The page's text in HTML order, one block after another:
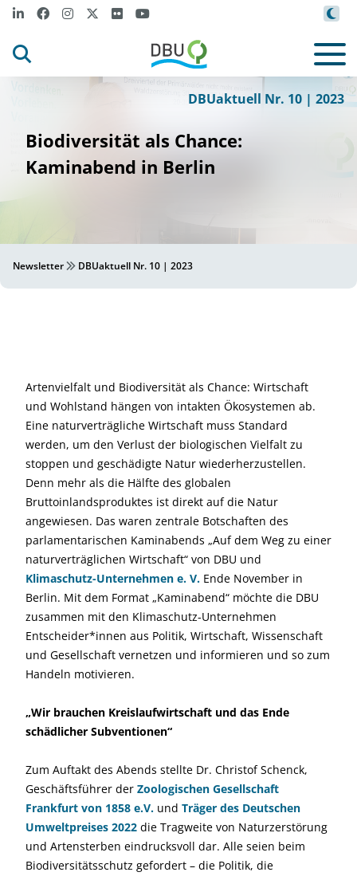
©
ens Sch
c
DBUaktuell Nr. 10 | 2023
Biodiversität als Chance:
Kaminabend in Berlin
Newsletter DBUaktuell Nr. 10 | 2023
Artenvielfalt und Biodiversität als Chance: Wirtschaft
und Wohlstand hängen von intakten Ökosystemen ab.
Eine naturverträgliche Wirtschaft muss Standard
werden, um den Verlust der biologischen Vielfalt zu
stoppen und geschädigte Natur wiederherzustellen.
Denn mehr als die Hälfte des globalen
Bruttoinlandsproduktes ist direkt auf die Natur
angewiesen. Das waren zentrale Botschaften des
parlamentarischen Kaminabends „Auf dem Weg zu einer
naturverträglichen Wirtschaft“ von DBU und
Klimaschutz-Unternehmen e. V. Ende November in
Berlin. Mit dem Format „Kaminabend“ möchte die DBU
zusammen mit den Klimaschutz-Unternehmen
Entscheider*innen aus Politik, Wirtschaft, Wissenschaft
und Gesellschaft vernetzen und informieren und so zum
Handeln motivieren.
„Wir brauchen Kreislaufwirtschaft und das Ende
schädlicher Subventionen“
Zum Auftakt des Abends stellte Dr. Christof Schenck,
Geschäftsführer der Zoologischen Gesellschaft
Frankfurt von 1858 e.V. und Träger des Deutschen
Umweltpreises 2022 die Tragweite von Naturzerstörung
und Artensterben eindrucksvoll dar. Alle seien beim
Biodiversitätsschutz gefordert – die Politik, die